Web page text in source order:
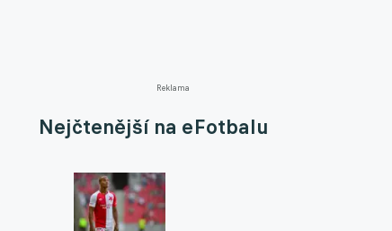
Reklama
Nejčtenější na eFotbalu